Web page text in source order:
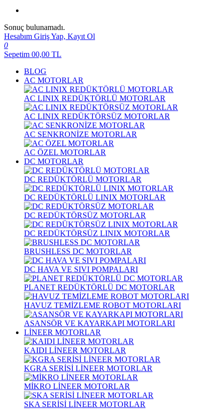
Sonuç bulunamadı.
Hesabım Giriş Yap, Kayıt Ol
0
Sepetim 00,00 TL
BLOG
AC MOTORLAR
AC LINIX REDÜKTÖRLÜ MOTORLAR
AC LINIX REDÜKTÖRSÜZ MOTORLAR
AC SENKRONİZE MOTORLAR
AC ÖZEL MOTORLAR
DC MOTORLAR
DC REDÜKTÖRLÜ MOTORLAR
DC REDÜKTÖRLÜ LINIX MOTORLAR
DC REDÜKTÖRSÜZ MOTORLAR
DC REDÜKTÖRSÜZ LINIX MOTORLAR
BRUSHLESS DC MOTORLAR
DC HAVA VE SIVI POMPALARI
PLANET REDÜKTÖRLÜ DC MOTORLAR
HAVUZ TEMİZLEME ROBOT MOTORLARI
ASANSÖR VE KAYARKAPI MOTORLARI
LİNEER MOTORLAR
KAIDI LİNEER MOTORLAR
KGRA SERİSİ LİNEER MOTORLAR
MİKRO LİNEER MOTORLAR
SKA SERİSİ LİNEER MOTORLAR